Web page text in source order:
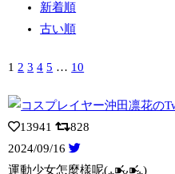
新着順
古い順
1 2 3 4 5 … 10
13941
828
2024/09/16
運動少女怎麼樣呢(⁎⁍̴̛ᴗ⁍̴̛⁎)